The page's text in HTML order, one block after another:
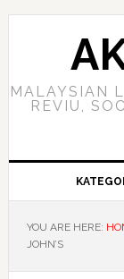
Skip
Skip
Skip
MALAYSIAN
REVIU,
YOU ARE HERE:
JOHN’S